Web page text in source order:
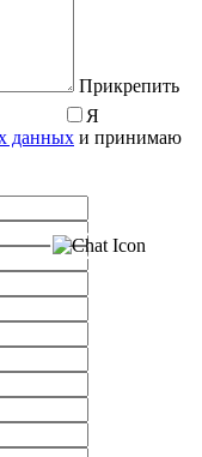
Прикрепить
Я
данных и принимаю